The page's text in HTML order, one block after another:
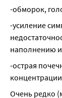
-обморок,
-усиление
наполнению
-острая
Очень редко